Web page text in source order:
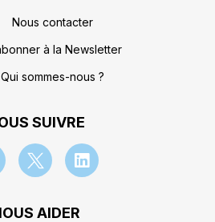
Nous contacter
à la Newsletter
Qui sommes-nous ?
SUIVRE
AIDER